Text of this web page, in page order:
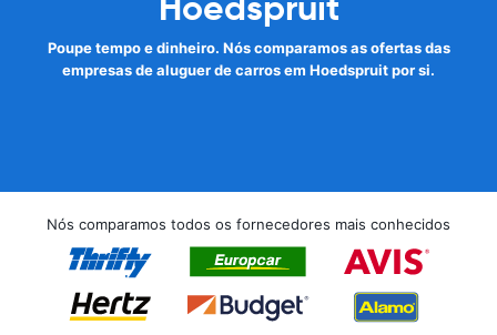
Poupe tempo e dinheiro. Nós comparamos as ofertas das
empresas de aluguer de carros em Hoedspruit por si.
Nós comparamos todos os fornecedores mais conhecidos